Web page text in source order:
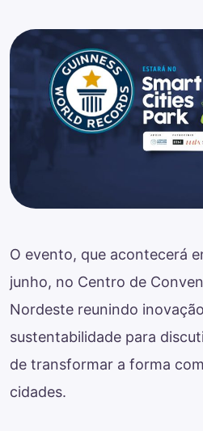
O evento, que acontecerá
junho, no Centro de
Nordeste reunindo
sustentabilidade para
de transformar a forma
cidades.